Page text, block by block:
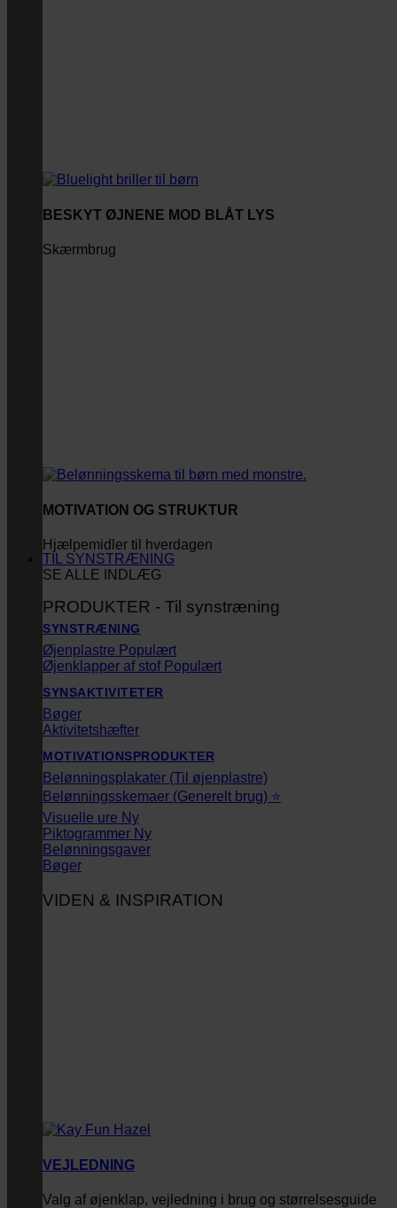
BESKYT ØJNENE MOD BLÅT LYS
Skærmbrug
MOTIVATION OG STRUKTUR
Hjælpemidler til hverdagen
SE ALLE INDLÆG
TIL SYNSTRÆNING
PRODUKTER - Til synstræning
SYNSTRÆNING
Øjenplastre
Øjenklapper af stof
SYNSAKTIVITETER
Bøger
Aktivitetshæfter
MOTIVATIONSPRODUKTER
Belønningsplakater (Til øjenplastre)
Belønningsskemaer (Generelt brug) ⭐
Visuelle ure
Piktogrammer
Belønningsgaver
Bøger
VIDEN & INSPIRATION
VEJLEDNING
Valg af øjenklap, vejledning i brug og størrelsesguide